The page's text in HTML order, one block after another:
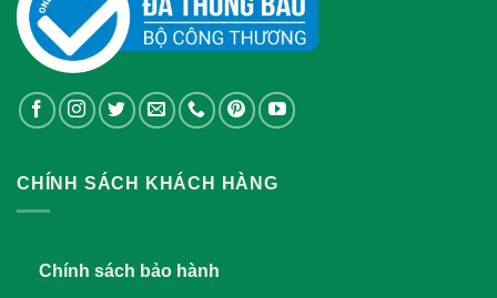
CHÍNH SÁCH KHÁCH HÀNG
Chính sách bảo hành